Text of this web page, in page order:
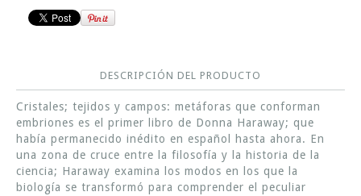
DESCRIPCIÓN DEL PRODUCTO
Cristales; tejidos y campos: metáforas que conforman
embriones es el primer libro de Donna Haraway; que
había permanecido inédito en español hasta ahora. En
una zona de cruce entre la filosofía y la historia de la
ciencia; Haraway examina los modos en los que la
biología se transformó para comprender el peculiar